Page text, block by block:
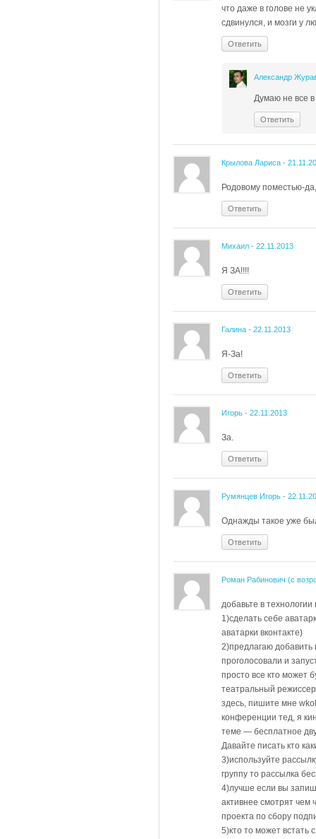
что даже в голове не
сдвинулся, и мозги у
Ответить
Александр
Думаю не все
Ответить
Крылова Лариса -
Родовому поместью-
Ответить
Михаил - 22.11.2013
Я ЗА!!!!
Ответить
Галина - 22.11.2013
Я-За!
Ответить
Игорь - 22.11.2013
За.
Ответить
Румянцев Игорь -
Однажды такое уже
Ответить
Роман Рабинович (с
добавьте в
1)сделать себе
аватарки вконтакте)
2)предлагаю добавить
проголосовали и
просто все кто может
театральный
здесь, пишите мне
конференции тед, я
теме — бесплатное
Давайте писать кто
3)используйте
группу то рассылка
4)лучше если вы
активнее смотрят чем
проекта по сбору
5)кто то может встать